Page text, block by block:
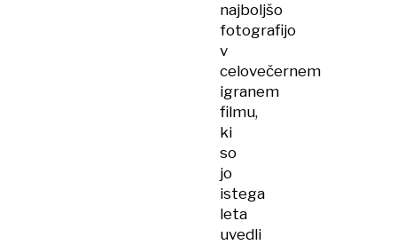
najboljšo
fotografijo
v
celovečernem
igranem
filmu,
ki
so
jo
istega
leta
uvedli